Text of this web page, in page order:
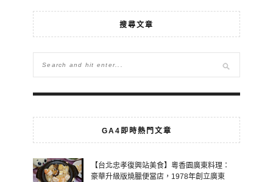
搜尋文章
GA4即時熱門文章
【台北忠孝復興站美食】粵香園廣東料理：
豪華升級版燒臘便當店，1978年創立廣東